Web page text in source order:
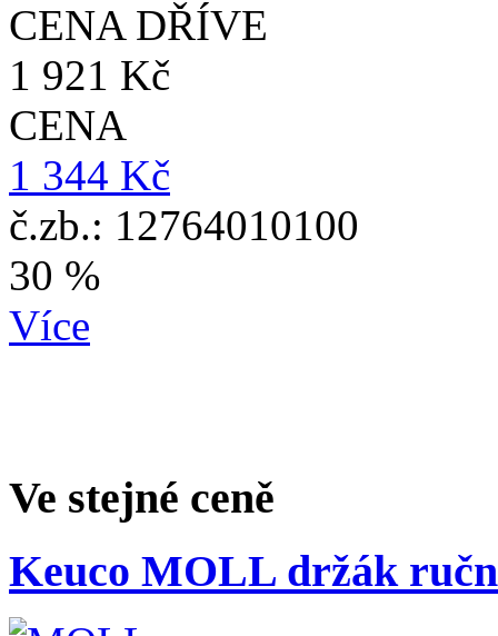
CENA DŘÍVE
1 921 Kč
CENA
1 344 Kč
č.zb.: 12764010100
30 %
Více
Ve stejné ceně
Keuco MOLL držák